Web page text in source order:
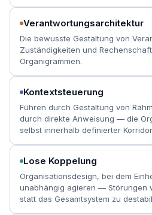
Verantwortungsarchitektur
Die bewusste Gestaltung von
Zuständigkeiten und
Organigrammen.
Kontextsteuerung
Führen durch Gestaltung von
durch direkte Anweisung — die
selbst innerhalb definierter
Lose Koppelung
Organisationsdesign, bei dem
unabhängig agieren — Störungen
statt das Gesamtsystem zu